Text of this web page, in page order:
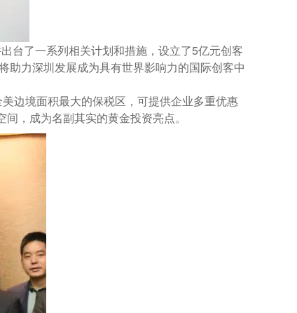
台了一系列相关计划和措施，设立了5亿元创客
助力深圳发展成为具有世界影响力的国际创客中
边境面积最大的保税区，可提供企业多重优惠
，成为名副其实的黄金投资亮点。